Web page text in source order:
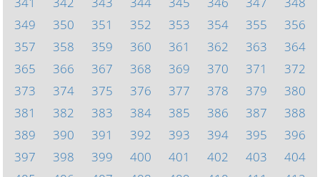
349
350 351 352 353 354 355
356
357
358 359 360 361 362 363
364
365
366 367 368 369 370 371
372
373
374 375 376 377 378 379
380
381
382 383 384 385 386 387
388
389
390 391 392 393 394 395
396
397
398 399 400 401 402 403
404